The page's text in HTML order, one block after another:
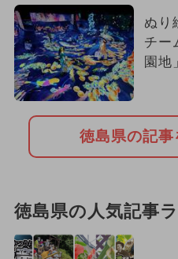
2021年のイベント
ぬり
チー
園地
徳島県の記
徳島県の人気記事